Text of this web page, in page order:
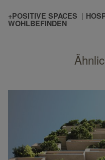
+POSITIVE SPACES
WOHLBEFINDEN